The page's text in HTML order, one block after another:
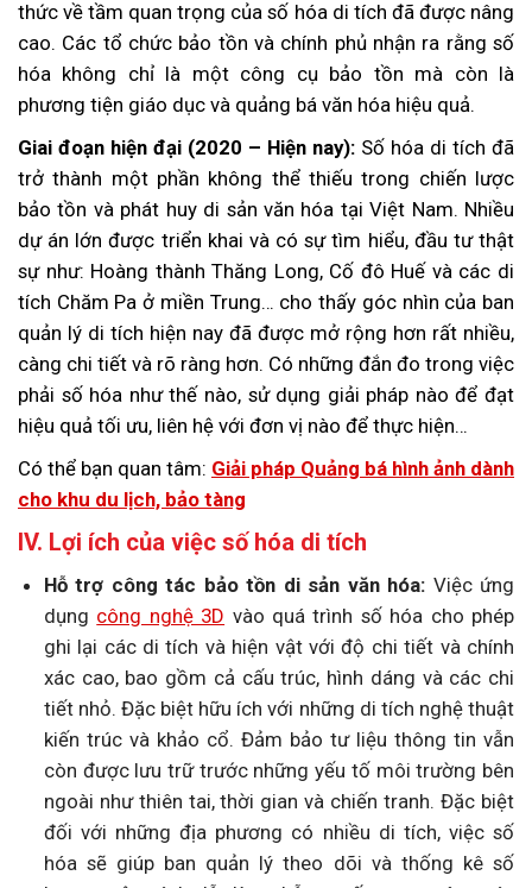
thức về tầm quan trọng của số hóa di tích đã được nâng
cao. Các tổ chức bảo tồn và chính phủ nhận ra rằng số
hóa không chỉ là một công cụ bảo tồn mà còn là
phương tiện giáo dục và quảng bá văn hóa hiệu quả.
Giai đoạn hiện đại (2020 – Hiện nay): Số hóa di tích đã
trở thành một phần không thể thiếu trong chiến lược
bảo tồn và phát huy di sản văn hóa tại Việt Nam. Nhiều
dự án lớn được triển khai và có sự tìm hiểu, đầu tư thật
sự như: Hoàng thành Thăng Long, Cố đô Huế và các di
tích Chăm Pa ở miền Trung… cho thấy góc nhìn của ban
quản lý di tích hiện nay đã được mở rộng hơn rất nhiều,
càng chi tiết và rõ ràng hơn. Có những đắn đo trong việc
phải số hóa như thế nào, sử dụng giải pháp nào để đạt
hiệu quả tối ưu, liên hệ với đơn vị nào để thực hiện…
Có thể bạn quan tâm: Giải pháp Quảng bá hình ảnh dành
cho khu du lịch, bảo tàng
IV. Lợi ích của việc số hóa di tích
Hỗ trợ công tác bảo tồn di sản văn hóa: Việc ứng
dụng công nghệ 3D vào quá trình số hóa cho phép
ghi lại các di tích và hiện vật với độ chi tiết và chính
xác cao, bao gồm cả cấu trúc, hình dáng và các chi
tiết nhỏ. Đặc biệt hữu ích với những di tích nghệ thuật
kiến trúc và khảo cổ. Đảm bảo tư liệu thông tin vẫn
còn được lưu trữ trước những yếu tố môi trường bên
ngoài như thiên tai, thời gian và chiến tranh. Đặc biệt
đối với những địa phương có nhiều di tích, việc số
hóa sẽ giúp ban quản lý theo dõi và thống kê số